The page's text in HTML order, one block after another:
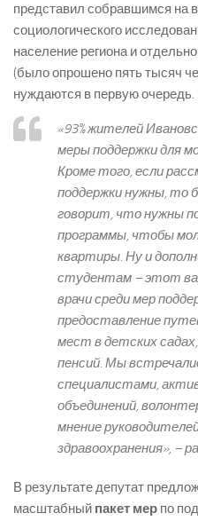
представил собравшимся на
социологического
население региона и
(было опрошено пять тысяч
нуждаются в первую очередь.
«93% жителей
меры поддержки для
Кроме того, если
поддержки нужны, то
говорит, что нужны
программы, чтобы
квартиры. Ну и
студентам – этот
врачи среди мер
предоставление
мест в детских
пенсий. Мы
специалистами,
объединений,
мнение
здравоохранения», –
В результате депутат
масштабный пакет мер по